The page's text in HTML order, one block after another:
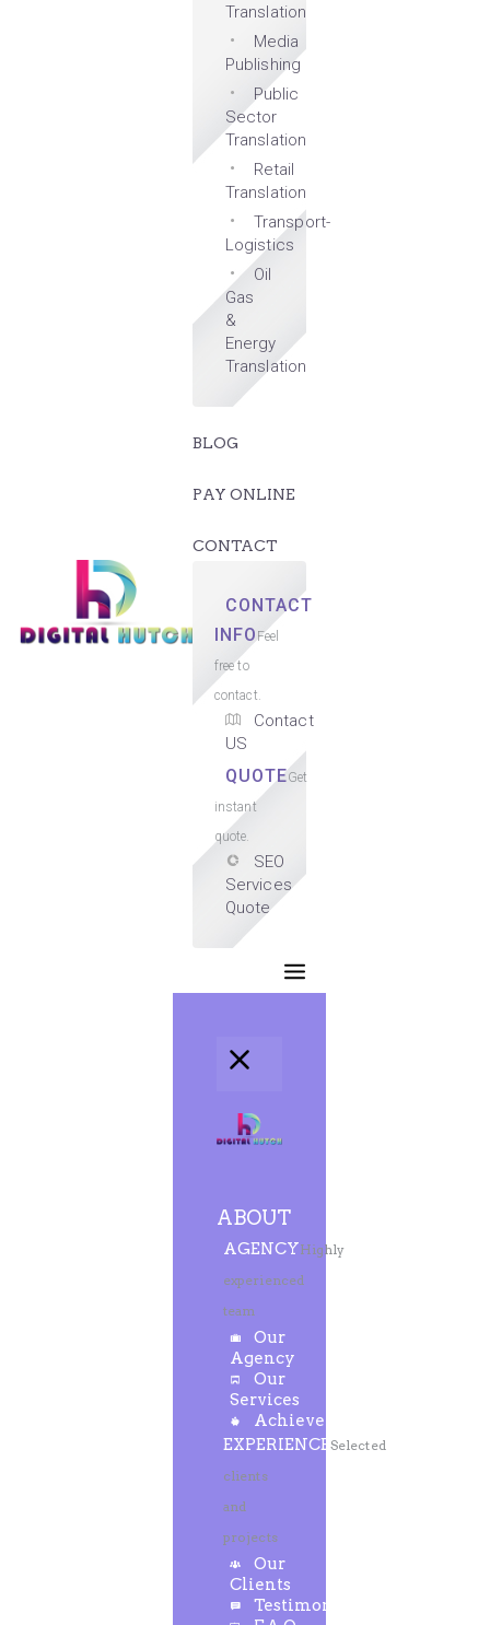
Translation
Media
Publishing
Public
Sector
Translation
Retail
Translation
Transport-
Logistics
Oil
Gas
&
Energy
Translation
BLOG
PAY ONLINE
CONTACT
CONTACT
INFOFeel
free to
contact.
Contact
US
QUOTEGet
instant
quote.
SEO
Services
Quote
ABOUT
AGENCYHighly
experienced
team
Our
Agency
Our
Services
Achievements
EXPERIENCE Selected
clients
and
projects
Our
Clients
Testimonials